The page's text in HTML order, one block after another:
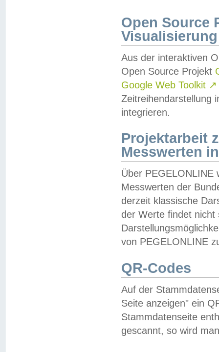
Open Source
Visualisierung
Aus der interaktiven
Open Source Projekt
Google Web Toolkit ↗
Zeitreihendarstellung
integrieren.
Projektarbeit
Messwerten
Über PEGELONLINE
Messwerten der
derzeit klassische
der Werte findet
von PEGELONLINE
QR-Codes
Auf der
Seite anzeigen" ein
Stammdatenseite
gescannt, so wird